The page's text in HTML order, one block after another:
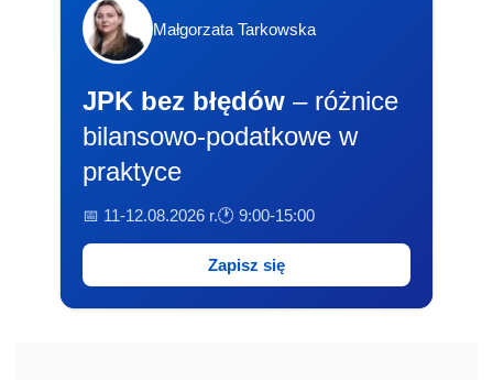
Małgorzata Tarkowska
JPK bez błędów – różnice
bilansowo-podatkowe w
praktyce
📅 11-12.08.2026 r.🕐 9:00-15:00
Zapisz się